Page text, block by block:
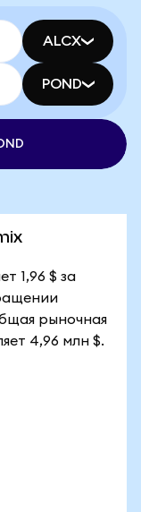
ALCX
POND
1,96 $ за
рыночная
4,96 млн $.